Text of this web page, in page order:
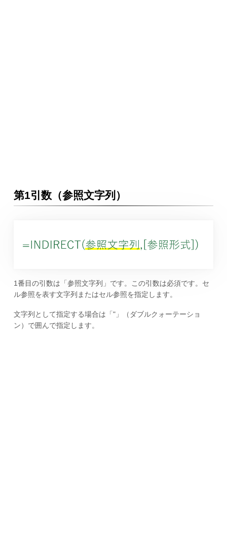
第1引数（参照文字列）
1番目の引数は「参照文字列」です。この引数は必須です。セ
ル参照を表す文字列またはセル参照を指定します。
文字列として指定する場合は「"」（ダブルクォーテーショ
ン）で囲んで指定します。